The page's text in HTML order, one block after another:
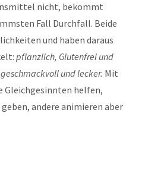
nicht, bekommt
Fall Durchfall. Beide
und haben daraus
pflanzlich, Glutenfrei und
und lecker. Mit
Gleichgesinnten helfen,
andere animieren aber